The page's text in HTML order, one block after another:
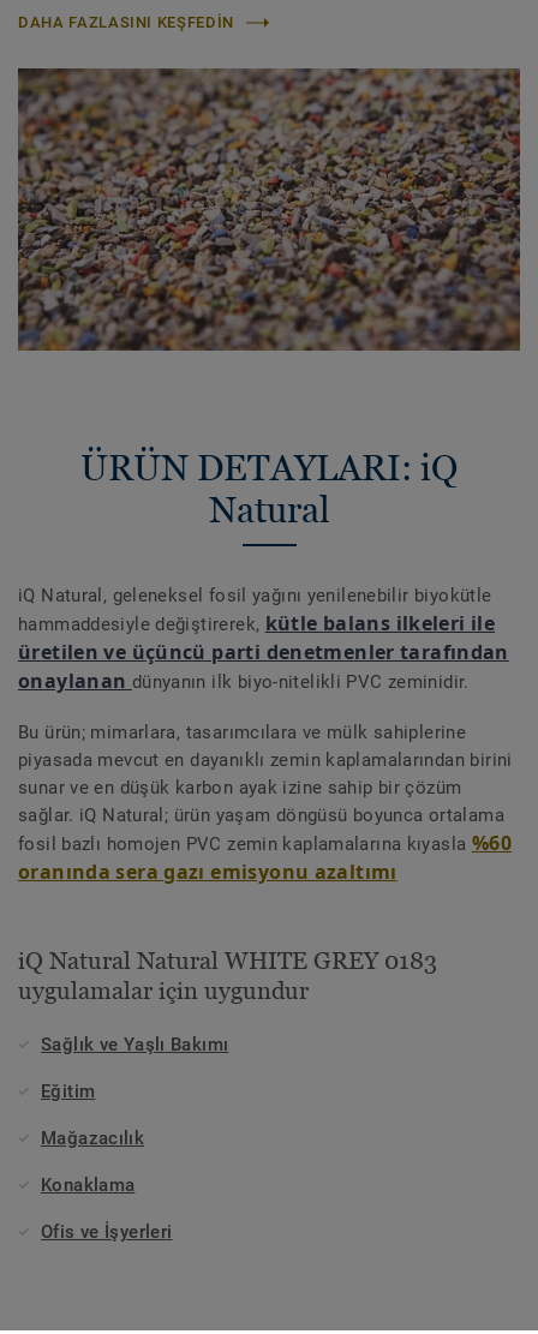
DAHA FAZLASINI KEŞFEDIN
ÜRÜN DETAYLARI: iQ
Natural
iQ Natural, geleneksel fosil yağını yenilenebilir biyokütle
hammaddesiyle değiştirerek, kütle balans ilkeleri ile
üretilen ve üçüncü parti denetmenler tarafından
onaylanan dünyanın ilk biyo-nitelikli PVC zeminidir.
Bu ürün; mimarlara, tasarımcılara ve mülk sahiplerine
piyasada mevcut en dayanıklı zemin kaplamalarından birini
sunar ve en düşük karbon ayak izine sahip bir çözüm
sağlar. iQ Natural; ürün yaşam döngüsü boyunca ortalama
fosil bazlı homojen PVC zemin kaplamalarına kıyasla %60
oranında sera gazı emisyonu azaltımı
iQ Natural Natural WHITE GREY 0183
uygulamalar için uygundur
Sağlık ve Yaşlı Bakımı
Eğitim
Mağazacılık
Konaklama
Ofis ve İşyerleri